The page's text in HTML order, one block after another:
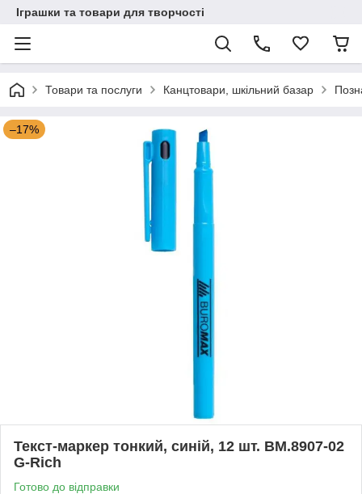
Іграшки та товари для творчості
Товари та послуги Канцтовари, шкільний базар
–17%
Текст-маркер тонкий, синій, 12 шт. BM.8907-02
G-Rich
Готово до відправки